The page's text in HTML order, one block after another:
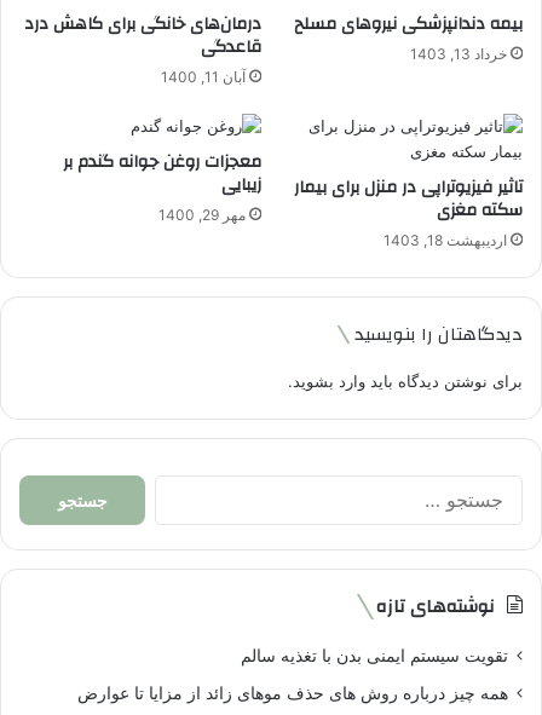
بیمه دندانپزشکی نیروهای مسلح
خرداد 13, 1403
درمان‌های خانگی برای کاهش درد
قاعدگی
آبان 11, 1400
تاثیر فیزیوتراپی در منزل برای بیمار
سکته مغزی
اردیبهشت 18, 1403
معجزات روغن جوانه گندم بر
زیبایی
مهر 29, 1400
دیدگاهتان را بنویسید
برای نوشتن دیدگاه باید وارد بشوید.
جستجو
نوشته‌های تازه
تقویت سیستم ایمنی بدن با تغذیه سالم
همه چیز درباره روش های حذف موهای زائد از مزایا تا عوارض